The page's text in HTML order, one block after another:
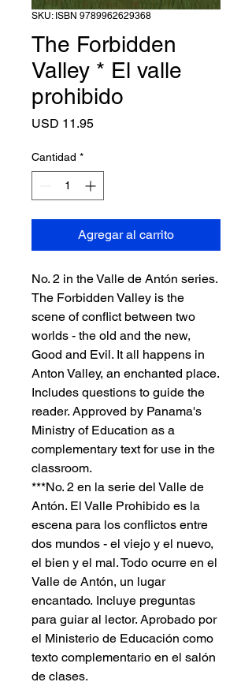
SKU: ISBN 9789962629368
The Forbidden
Valley * El valle
prohibido
USD 11.95Precio
Cantidad *
Agregar al carrito
No. 2 in the Valle de Antón series.
The Forbidden Valley is the
scene of conflict between two
worlds - the old and the new,
Good and Evil. It all happens in
Anton Valley, an enchanted place.
Includes questions to guide the
reader. Approved by Panama's
Ministry of Education as a
complementary text for use in the
classroom.
***No. 2 en la serie del Valle de
Antón. El Valle Prohibido es la
escena para los conflictos entre
dos mundos - el viejo y el nuevo,
el bien y el mal. Todo ocurre en el
Valle de Antón, un lugar
encantado. Incluye preguntas
para guiar al lector. Aprobado por
el Ministerio de Educación como
texto complementario en el salón
de clases.